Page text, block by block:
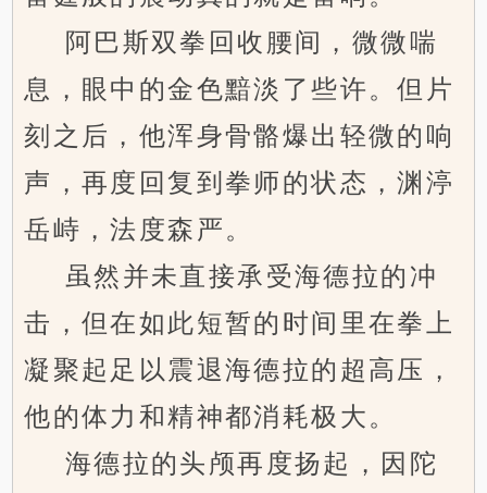
阿巴斯双拳回收腰间，微微喘
息，眼中的金色黯淡了些许。但片
刻之后，他浑身骨骼爆出轻微的响
声，再度回复到拳师的状态，渊渟
岳峙，法度森严。
虽然并未直接承受海德拉的冲
击，但在如此短暂的时间里在拳上
凝聚起足以震退海德拉的超高压，
他的体力和精神都消耗极大。
海德拉的头颅再度扬起，因陀